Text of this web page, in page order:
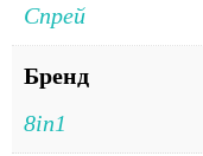
Спрей
Бренд
8in1